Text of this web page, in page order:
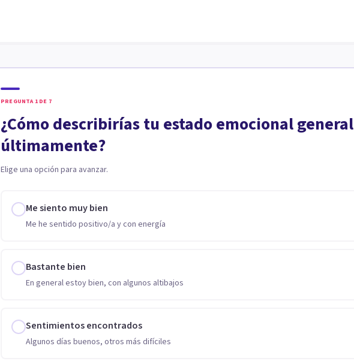
PREGUNTA 1 DE 7
¿Cómo describirías tu estado emocional general
últimamente?
Elige una opción para avanzar.
Me siento muy bien
Me he sentido positivo/a y con energía
Bastante bien
En general estoy bien, con algunos altibajos
Sentimientos encontrados
Algunos días buenos, otros más difíciles